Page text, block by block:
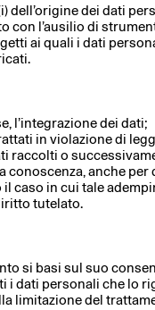
dell’origine dei dati
con l’ausilio di
ai quali i dati
l’integrazione dei dati;
in violazione di
raccolti o
conoscenza, anche
caso in cui tale
tutelato.
si basi sul suo
dati personali che lo
limitazione del